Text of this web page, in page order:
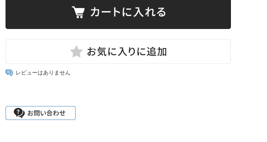
レビューはありません